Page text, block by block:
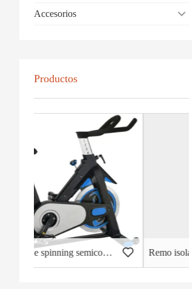
Accesorios
Productos
Remo isolateral -DHS-3011